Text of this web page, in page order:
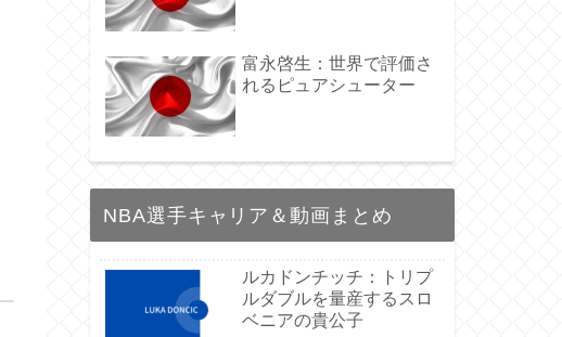
富永啓生：世界で評価さ
れるピュアシューター
NBA選手キャリア＆動画まとめ
ルカドンチッチ：トリプ
ルダブルを量産するスロ
ベニアの貴公子